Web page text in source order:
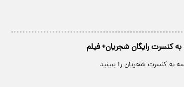
کنسرت رایگان شجریان+ فیلم
کنسرت شجریان را ببینید